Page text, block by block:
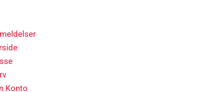
Konto